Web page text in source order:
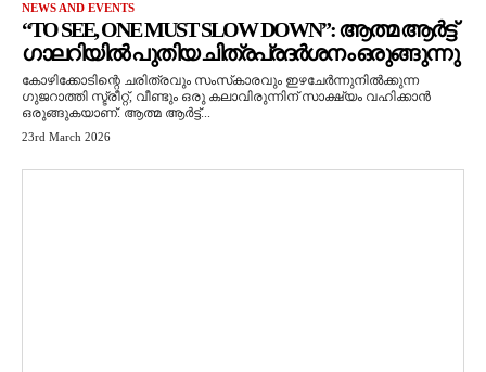
NEWS AND EVENTS
“TO SEE, ONE MUST SLOW DOWN”: ആത്മ ആർട്ട്
ഗാലറിയിൽ പുതിയ ചിത്രപ്രദർശനം ഒരുങ്ങുന്നു
കോഴിക്കോടിന്റെ ചരിത്രവും സംസ്‌കാരവും ഇഴചേർന്നുനിൽക്കുന്ന
ഗുജറാത്തി സ്ട്രീറ്റ്, വീണ്ടും ഒരു കലാവിരുന്നിന് സാക്ഷ്യം വഹിക്കാൻ
ഒരുങ്ങുകയാണ്. ആത്മ ആർട്ട്...
23rd March 2026